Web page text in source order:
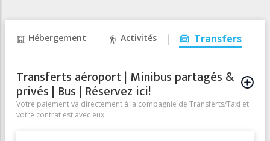
Hébergement Activités Transfers
Transferts aéroport | Minibus partagés &
privés | Bus | Réservez ici!
Votre paiement va directement à la compagnie de Transferts/Taxi et
votre contrat est avec eux.